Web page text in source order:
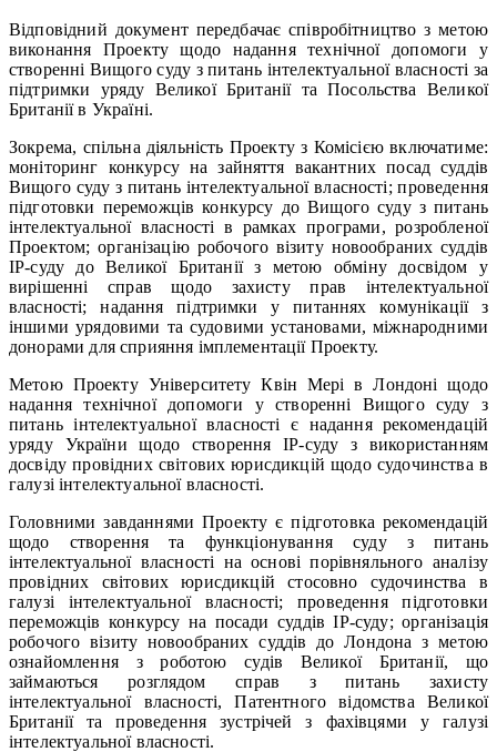
Відповідний документ передбачає співробітництво з метою
виконання Проекту щодо надання технічної допомоги у
створенні Вищого суду з питань інтелектуальної власності за
підтримки уряду Великої Британії та Посольства Великої
Британії в Україні.
Зокрема, спільна діяльність Проекту з Комісією включатиме:
моніторинг конкурсу на зайняття вакантних посад суддів
Вищого суду з питань інтелектуальної власності; проведення
підготовки переможців конкурсу до Вищого суду з питань
інтелектуальної власності в рамках програми, розробленої
Проектом; організацію робочого візиту новообраних суддів
ІР-суду до Великої Британії з метою обміну досвідом у
вирішенні справ щодо захисту прав інтелектуальної
власності; надання підтримки у питаннях комунікації з
іншими урядовими та судовими установами, міжнародними
донорами для сприяння імплементації Проекту.
Метою Проекту Університету Квін Мері в Лондоні щодо
надання технічної допомоги у створенні Вищого суду з
питань інтелектуальної власності є надання рекомендацій
уряду України щодо створення ІР-суду з використанням
досвіду провідних світових юрисдикцій щодо судочинства в
галузі інтелектуальної власності.
Головними завданнями Проекту є підготовка рекомендацій
щодо створення та функціонування суду з питань
інтелектуальної власності на основі порівняльного аналізу
провідних світових юрисдикцій стосовно судочинства в
галузі інтелектуальної власності; проведення підготовки
переможців конкурсу на посади суддів ІР-суду; організація
робочого візиту новообраних суддів до Лондона з метою
ознайомлення з роботою судів Великої Британії, що
займаються розглядом справ з питань захисту
інтелектуальної власності, Патентного відомства Великої
Британії та проведення зустрічей з фахівцями у галузі
інтелектуальної власності.